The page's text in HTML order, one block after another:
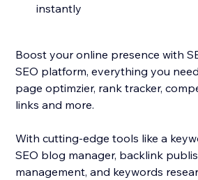
instantly
Boost your online presence with
SEO platform, everything you
page optimzier, rank tracker,
links and more.
With cutting-edge tools like a
SEO blog manager, backlink
management, and keywords